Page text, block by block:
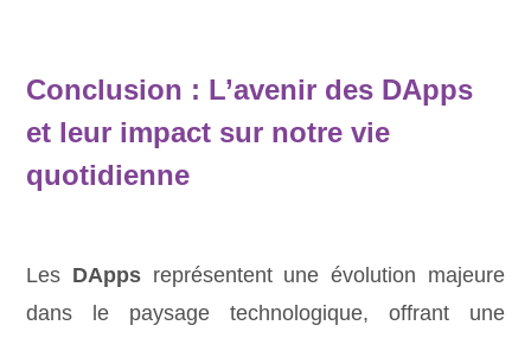
Conclusion : L’avenir des DApps
et leur impact sur notre vie
quotidienne
Les DApps représentent une évolution majeure
dans le paysage technologique, offrant une